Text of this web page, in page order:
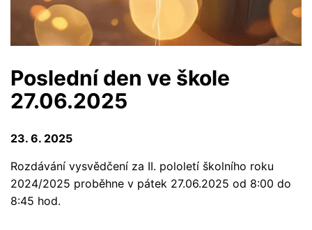
Poslední den ve škole
27.06.2025
23. 6. 2025
Rozdávání vysvědčení za II. pololetí školního roku
2024/2025 proběhne v pátek 27.06.2025 od 8:00 do
8:45 hod.